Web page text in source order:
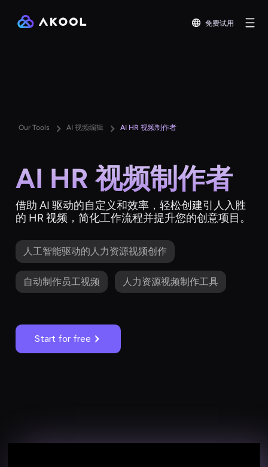
免费试用
Our Tools AI 视频编辑 AI HR 视频制作者
AI HR 视频制作者
借助 AI 驱动的自定义和效率，轻松创建引人入胜
的 HR 视频，简化工作流程并提升您的创意项目。
人工智能驱动的人力资源视频创作
自动制作员工视频 人力资源视频制作工具
Start for free